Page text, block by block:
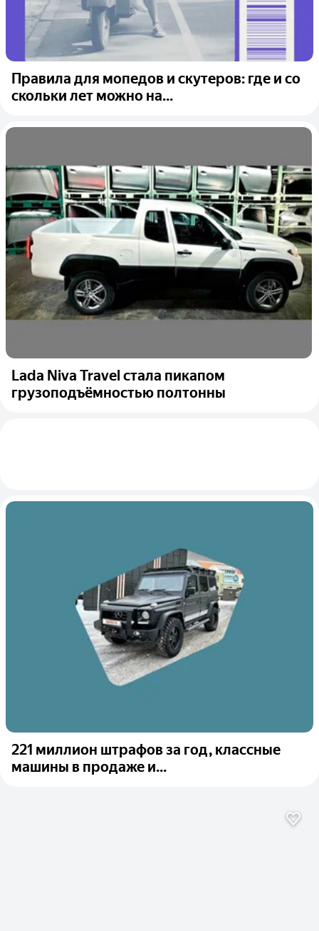
Правила для мопедов и скутеров: где и со
скольки лет можно на...
Lada Niva Travel стала пикапом
грузоподъёмностью полтонны
221 миллион штрафов за год, классные
машины в продаже и...